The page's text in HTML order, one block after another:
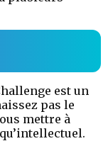
est un
pas le
mettre à